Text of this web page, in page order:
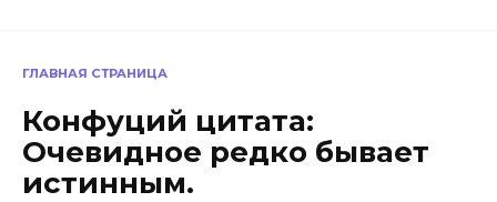
ГЛАВНАЯ СТРАНИЦА
Конфуций цитата:
Очевидное редко бывает
истинным.